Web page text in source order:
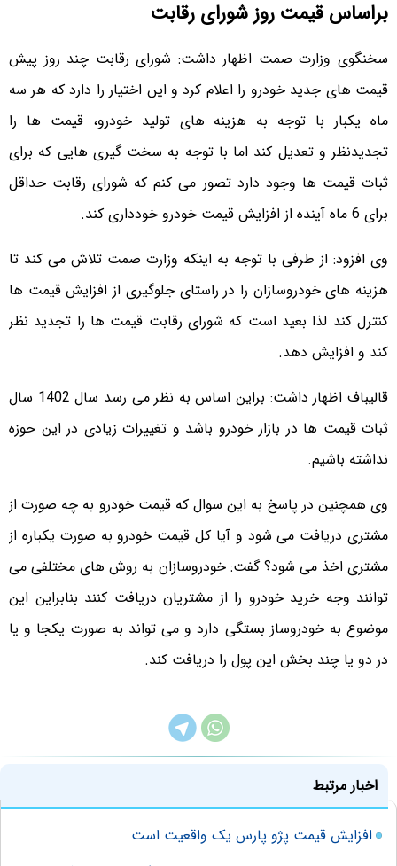
براساس قیمت روز شورای رقابت
سخنگوی وزارت صمت اظهار داشت: شورای رقابت چند روز پیش
قیمت های جدید خودرو را اعلام کرد و این اختیار را دارد که هر سه
ماه یکبار با توجه به هزینه های تولید خودرو، قیمت ها را
تجدیدنظر و تعدیل کند اما با توجه به سخت گیری هایی که برای
ثبات قیمت ها وجود دارد تصور می کنم که شورای رقابت حداقل
برای 6 ماه آینده از افزایش قیمت خودرو خودداری کند.
وی افزود: از طرفی با توجه به اینکه وزارت صمت تلاش می کند تا
هزینه های خودروسازان را در راستای جلوگیری از افزایش قیمت ها
کنترل کند لذا بعید است که شورای رقابت قیمت ها را تجدید نظر
کند و افزایش دهد.
قالیباف اظهار داشت: براین اساس به نظر می رسد سال 1402 سال
ثبات قیمت ها در بازار خودرو باشد و تغییرات زیادی در این حوزه
نداشته باشیم.
وی همچنین در پاسخ به این سوال که قیمت خودرو به چه صورت از
مشتری دریافت می شود و آیا کل قیمت خودرو به صورت یکباره از
مشتری اخذ می شود؟ گفت: خودروسازان به روش های مختلفی می
توانند وجه خرید خودرو را از مشتریان دریافت کنند بنابراین این
موضوع به خودروساز بستگی دارد و می تواند به صورت یکجا و یا
در دو یا چند بخش این پول را دریافت کند.
اخبار مرتبط
افزايش قيمت پژو پارس یک واقعیت است